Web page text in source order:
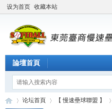
设为首页 收藏本站
論壇首頁
论坛首頁 【 慢速壘球聯盟 】